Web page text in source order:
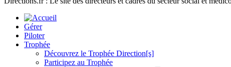
Gérer
Piloter
Trophée
Découvrez le Trophée Direction[s]
Participez au Trophée